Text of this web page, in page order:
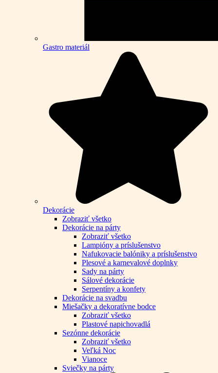
Gastro materiál
Dekorácie
Zobraziť všetko
Dekorácie na párty
Zobraziť všetko
Lampióny a príslušenstvo
Nafukovacie balóniky a príslušenstvo
Plesové a karnevalové doplnky
Sady na párty
Sálové dekorácie
Serpentíny a konfety
Dekorácie na svadbu
Miešačky a dekoratívne bodce
Zobraziť všetko
Plastové napichovadlá
Sezónne dekorácie
Zobraziť všetko
Veľká Noc
Vianoce
Sviečky na párty